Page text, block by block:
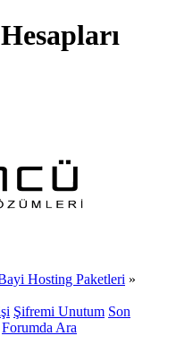
Hosting Paketleri »
Şifremi Unutum Son
Forumda Ara